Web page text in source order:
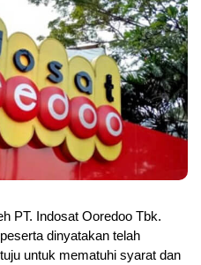
PT. Indosat Ooredoo Tbk.
dinyatakan telah
untuk mematuhi syarat dan